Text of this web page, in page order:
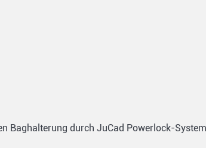
Baghalterung durch JuCad Powerlock-System